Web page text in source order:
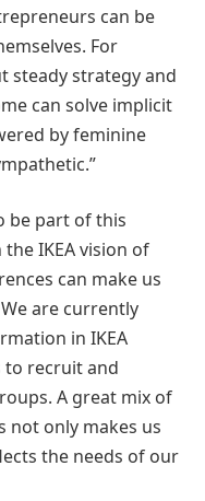
can be
For
steady strategy and
can solve implicit
by feminine
be part of this
IKEA vision of
can make us
are currently
in IKEA
to recruit and
A great mix of
not only makes us
the needs of our